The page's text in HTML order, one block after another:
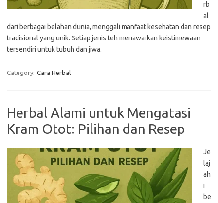
rb
al
dari berbagai belahan dunia, menggali manfaat kesehatan dan resep
tradisional yang unik. Setiap jenis teh menawarkan keistimewaan
tersendiri untuk tubuh dan jiwa.
Category: Cara Herbal
Herbal Alami untuk Mengatasi
Kram Otot: Pilihan dan Resep
Je
laj
ah
i
be